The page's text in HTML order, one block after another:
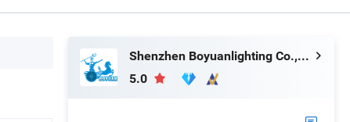
Shenzhen Boyuanlighting Co.,Ltd.
5.0